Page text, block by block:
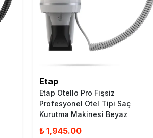
Etap
Etap Otello Pro Fişsiz
Profesyonel Otel Tipi Saç
Kurutma Makinesi Beyaz
₺ 1,945.00